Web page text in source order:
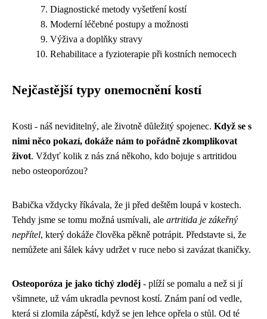
Diagnostické metody vyšetření kostí
Moderní léčebné postupy a možnosti
Výživa a doplňky stravy
Rehabilitace a fyzioterapie při kostních nemocech
Nejčastější typy onemocnění kostí
Kosti - náš neviditelný, ale životně důležitý spojenec. Když se s
nimi něco pokazí, dokáže nám to pořádně zkomplikovat
život. Vždyť kolik z nás zná někoho, kdo bojuje s artritidou
nebo osteoporózou?
Babička vždycky říkávala, že ji před deštěm loupá v kostech.
Tehdy jsme se tomu možná usmívali, ale artritida je zákeřný
nepřítel, který dokáže člověka pěkně potrápit. Představte si, že
nemůžete ani šálek kávy udržet v ruce nebo si zavázat tkaničky.
Osteoporóza je jako tichý zloděj - plíží se pomalu a než si jí
všimnete, už vám ukradla pevnost kostí. Znám paní od vedle,
která si zlomila zápěstí, když se jen lehce opřela o stůl. Od té